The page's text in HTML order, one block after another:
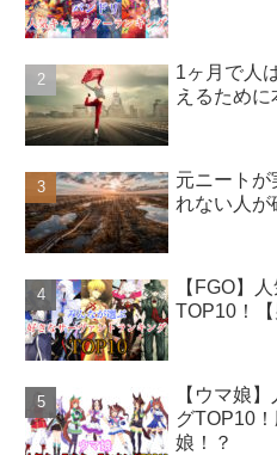
1ヶ月で人
えるために
元ニートが
れない人が
【FGO】
TOP10！【
【ウマ娘
グTOP10
娘！？